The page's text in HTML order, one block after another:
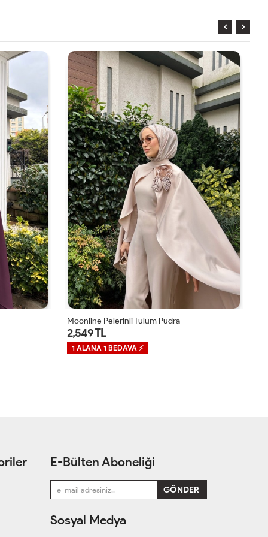
Moonline Pelerinli Tulum Mürdüm
2,549 TL
1 ALANA 1 BEDAVA ⚡
E-Bülten Aboneliği
Sosyal Medya